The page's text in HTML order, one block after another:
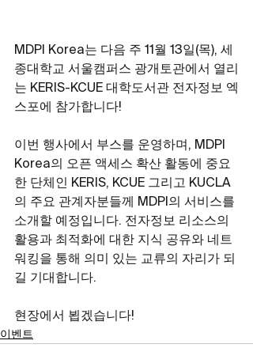
MDPI Korea는 다음 주 11월 13일(목), 세
종대학교 서울캠퍼스 광개토관에서 열리
는 KERIS-KCUE 대학도서관 전자정보 엑
스포에 참가합니다!
이번 행사에서 부스를 운영하며, MDPI
Korea의 오픈 액세스 확산 활동에 중요
한 단체인 KERIS, KCUE 그리고 KUCLA
의 주요 관계자분들께 MDPI의 서비스를
소개할 예정입니다. 전자정보 리소스의
활용과 최적화에 대한 지식 공유와 네트
워킹을 통해 의미 있는 교류의 자리가 되
길 기대합니다.
현장에서 뵙겠습니다!
이벤트